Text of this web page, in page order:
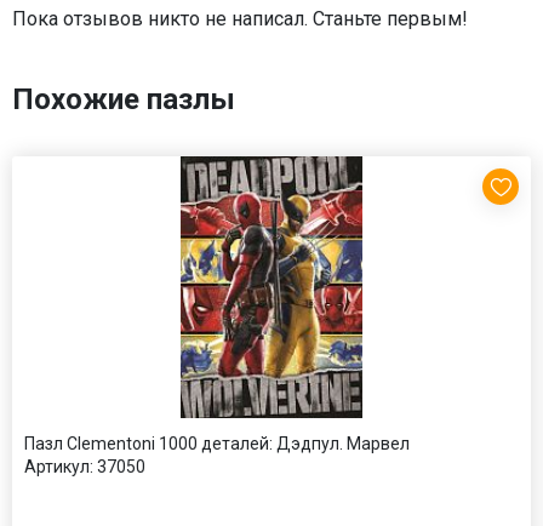
Пока отзывов никто не написал. Станьте первым!
Похожие пазлы
Пазл Clementoni 1000 деталей: Дэдпул. Марвел
Артикул: 37050